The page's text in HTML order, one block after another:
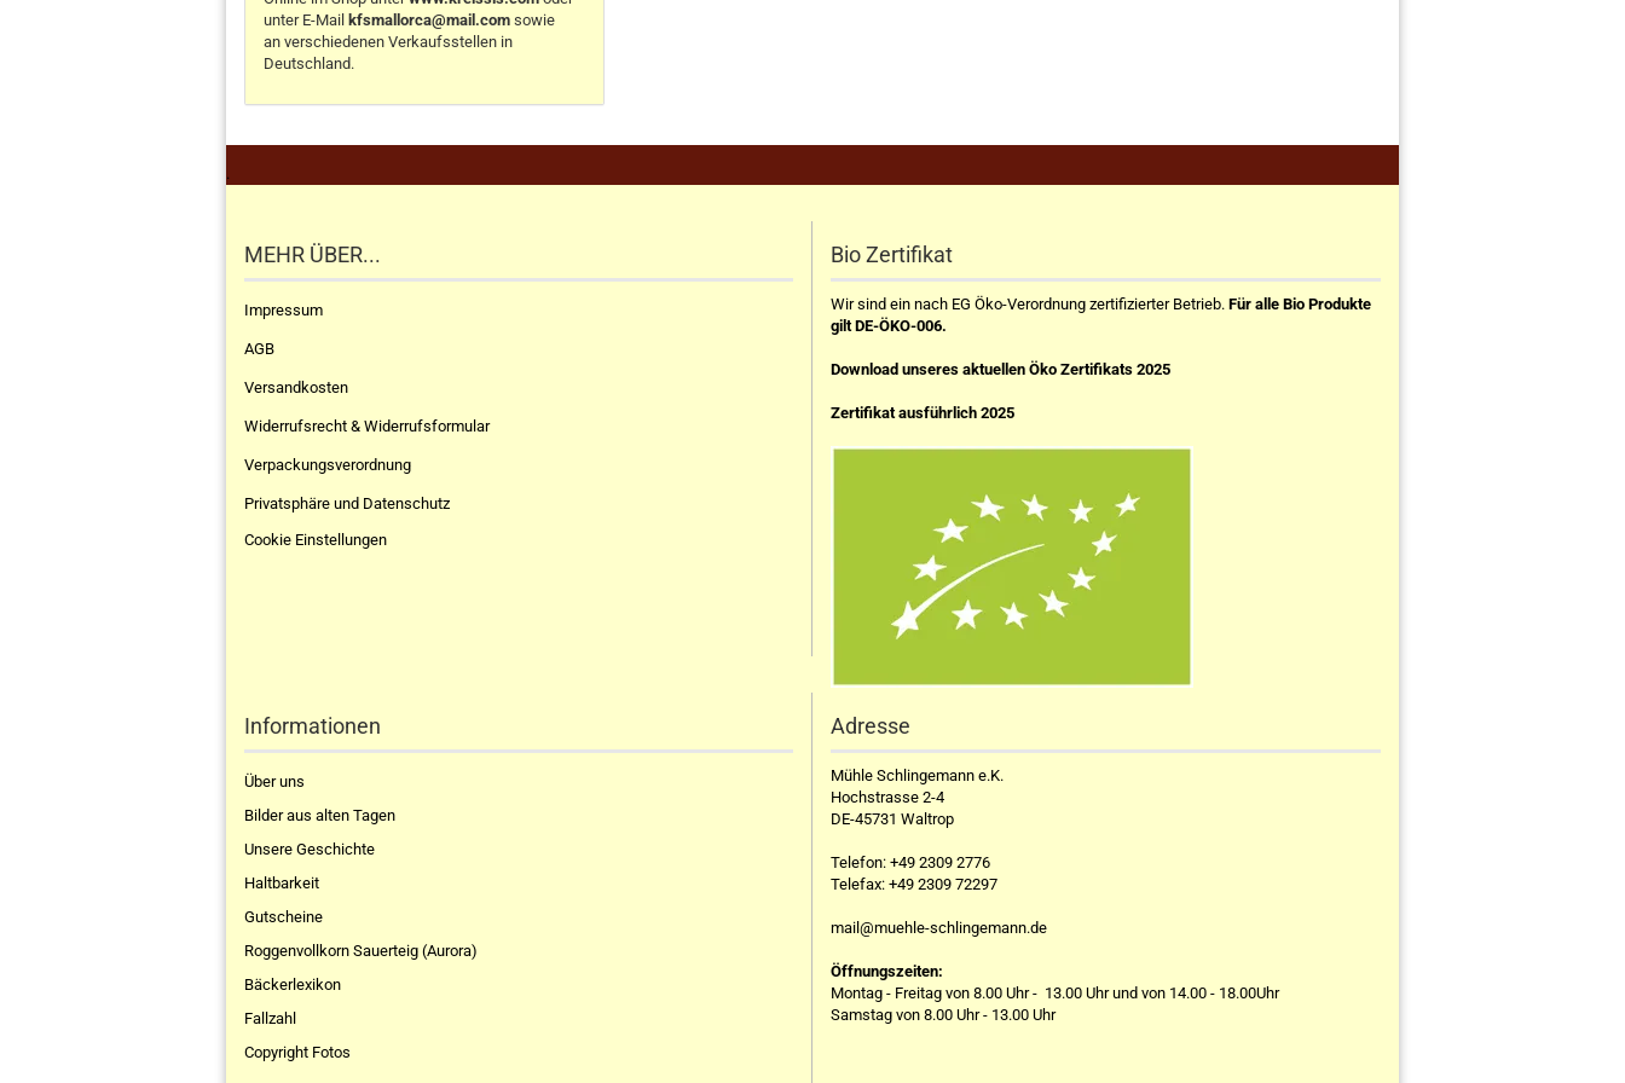
unter E-Mail kfsmallorca@mail.com sowie
an verschiedenen Verkaufsstellen in
Deutschland.
.
MEHR ÜBER...
Impressum
AGB
Versandkosten
Widerrufsrecht & Widerrufsformular
Verpackungsverordnung
Privatsphäre und Datenschutz
Cookie Einstellungen
Bio Zertifikat
Wir sind ein nach EG Öko-Verordnung zertifizierter Betrieb. Für alle Bio Produkte
gilt DE-ÖKO-006.
Download unseres aktuellen Öko Zertifikats 2025
Zertifikat ausführlich 2025
Informationen
Über uns
Bilder aus alten Tagen
Unsere Geschichte
Haltbarkeit
Gutscheine
Roggenvollkorn Sauerteig (Aurora)
Bäckerlexikon
Fallzahl
Copyright Fotos
Adresse
Mühle Schlingemann e.K.
Hochstrasse 2-4
DE-45731 Waltrop
Telefon: +49 2309 2776
Telefax: +49 2309 72297
mail@muehle-schlingemann.de
Öffnungszeiten:
Montag - Freitag von 8.00 Uhr - 13.00 Uhr und von 14.00 - 18.00Uhr
Samstag von 8.00 Uhr - 13.00 Uhr